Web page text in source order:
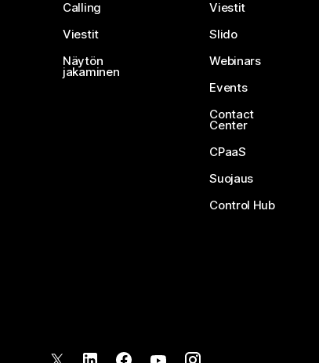
Calling
Viestit
Näytön
jakaminen
Viestit
Slido
Webinars
Events
Contact
Center
CPaaS
Suojaus
Control Hub